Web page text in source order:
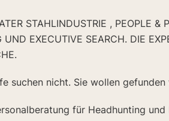
STAHLINDUSTRIE , PEOPLE &
EXECUTIVE SEARCH. DIE
suchen nicht. Sie wollen gefunden
für Headhunting